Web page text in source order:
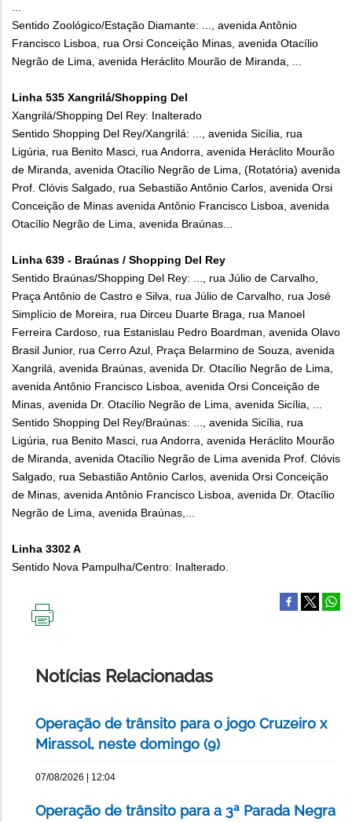
...
Sentido Zoológico/Estação Diamante: ..., avenida Antônio
Francisco Lisboa, rua Orsi Conceição Minas, avenida Otacílio
Negrão de Lima, avenida Heráclito Mourão de Miranda, ...
Linha 535 Xangrilá/Shopping Del
Xangrilá/Shopping Del Rey: Inalterado
Sentido Shopping Del Rey/Xangrilá: ..., avenida Sicília, rua
Ligúria, rua Benito Masci, rua Andorra, avenida Heráclito Mourão
de Miranda, avenida Otacílio Negrão de Lima, (Rotatória) avenida
Prof. Clóvis Salgado, rua Sebastião Antônio Carlos, avenida Orsi
Conceição de Minas avenida Antônio Francisco Lisboa, avenida
Otacílio Negrão de Lima, avenida Braúnas...
Linha 639 - Braúnas / Shopping Del Rey
Sentido Braúnas/Shopping Del Rey: ..., rua Júlio de Carvalho,
Praça Antônio de Castro e Silva, rua Júlio de Carvalho, rua José
Simplício de Moreira, rua Dirceu Duarte Braga, rua Manoel
Ferreira Cardoso, rua Estanislau Pedro Boardman, avenida Olavo
Brasil Junior, rua Cerro Azul, Praça Belarmino de Souza, avenida
Xangrilá, avenida Braúnas, avenida Dr. Otacílio Negrão de Lima,
avenida Antônio Francisco Lisboa, avenida Orsi Conceição de
Minas, avenida Dr. Otacílio Negrão de Lima, avenida Sicília, ...
Sentido Shopping Del Rey/Braúnas: ..., avenida Sicília, rua
Ligúria, rua Benito Masci, rua Andorra, avenida Heráclito Mourão
de Miranda, avenida Otacílio Negrão de Lima avenida Prof. Clóvis
Salgado, rua Sebastião Antônio Carlos, avenida Orsi Conceição
de Minas, avenida Antônio Francisco Lisboa, avenida Dr. Otacílio
Negrão de Lima, avenida Braúnas,...
Linha 3302 A
Sentido Nova Pampulha/Centro: Inalterado.
Notícias Relacionadas
Operação de trânsito para o jogo Cruzeiro x
Mirassol, neste domingo (9)
07/08/2026 | 12:04
Operação de trânsito para a 3ª Parada Negra